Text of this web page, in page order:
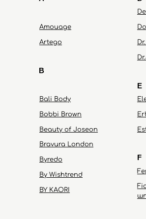
BY KAORI
Bali Body
Artego
By Wishtrend
Byredo
Bravura London
Bobbi Brown
Amouage
B
E
F
Beauty of Joseon